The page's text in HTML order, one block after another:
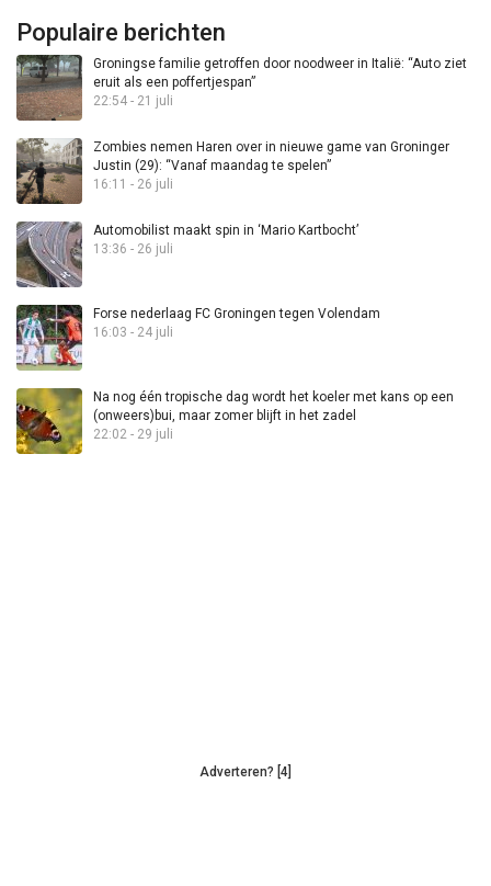
Populaire berichten
Groningse familie getroffen door noodweer in Italië: “Auto ziet
eruit als een poffertjespan”
22:54 - 21 juli
Zombies nemen Haren over in nieuwe game van Groninger
Justin (29): “Vanaf maandag te spelen”
16:11 - 26 juli
Automobilist maakt spin in ‘Mario Kartbocht’
13:36 - 26 juli
Forse nederlaag FC Groningen tegen Volendam
16:03 - 24 juli
Na nog één tropische dag wordt het koeler met kans op een
(onweers)bui, maar zomer blijft in het zadel
22:02 - 29 juli
Adverteren? [4]